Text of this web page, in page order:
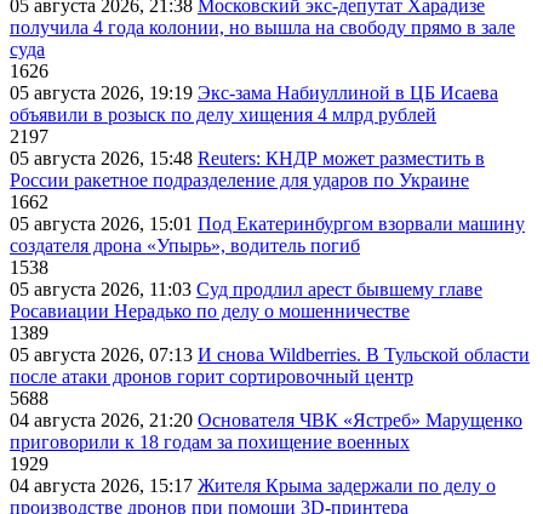
05 августа 2026, 21:38 Московский экс-депутат Харадизе
получила 4 года колонии, но вышла на свободу прямо в зале
суда
1626
05 августа 2026, 19:19 Экс-зама Набиуллиной в ЦБ Исаева
объявили в розыск по делу хищения 4 млрд рублей
2197
05 августа 2026, 15:48 Reuters: КНДР может разместить в
России ракетное подразделение для ударов по Украине
1662
05 августа 2026, 15:01 Под Екатеринбургом взорвали машину
создателя дрона «Упырь», водитель погиб
1538
05 августа 2026, 11:03 Суд продлил арест бывшему главе
Росавиации Нерадько по делу о мошенничестве
1389
05 августа 2026, 07:13 И снова Wildberries. В Тульской области
после атаки дронов горит сортировочный центр
5688
04 августа 2026, 21:20 Основателя ЧВК «Ястреб» Марущенко
приговорили к 18 годам за похищение военных
1929
04 августа 2026, 15:17 Жителя Крыма задержали по делу о
производстве дронов при помощи 3D‑принтера